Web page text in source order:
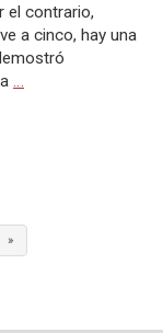
el contrario,
a cinco, hay una
…
»